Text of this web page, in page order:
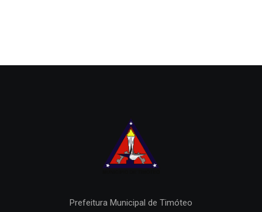
Prefeitura Municipal de Timóteo